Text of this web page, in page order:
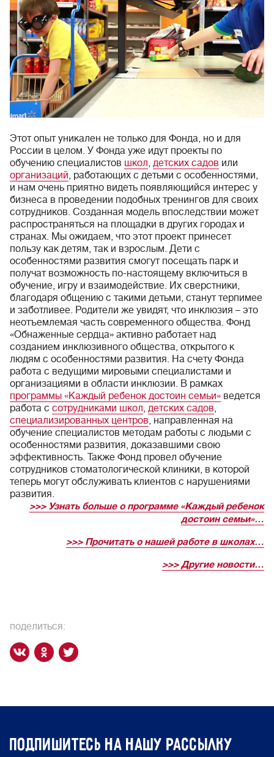
Этот опыт уникален не только для Фонда, но и для
России в целом. У Фонда уже идут проекты по
обучению специалистов школ, детских садов или
организаций, работающих с детьми с особенностями,
и нам очень приятно видеть появляющийся интерес у
бизнеса в проведении подобных тренингов для своих
сотрудников. Созданная модель впоследствии может
распространяться на площадки в других городах и
странах. Мы ожидаем, что этот проект принесет
пользу как детям, так и взрослым. Дети с
особенностями развития смогут посещать парк и
получат возможность по-настоящему включиться в
обучение, игру и взаимодействие. Их сверстники,
благодаря общению с такими детьми, станут терпимее
и заботливее. Родители же увидят, что инклюзия – это
неотъемлемая часть современного общества. Фонд
«Обнаженные сердца» активно работает над
созданием инклюзивного общества, открытого к
людям с особенностями развития. На счету Фонда
работа с ведущими мировыми специалистами и
организациями в области инклюзии. В рамках
программы «Каждый ребенок достоин семьи» ведется
работа с сотрудниками школ, детских садов,
специализированных центров, направленная на
обучение специалистов методам работы с людьми с
особенностями развития, доказавшими свою
эффективность. Также Фонд провел обучение
сотрудников стоматологической клиники, в которой
теперь могут обслуживать клиентов с нарушениями
развития.
>>> Узнать больше о программе «Каждый ребенок
достоин семьи»…
>>> Прочитать о нашей работе в школах…
>>> Другие новости…
поделиться:
подпишитесь на нашу рассылку